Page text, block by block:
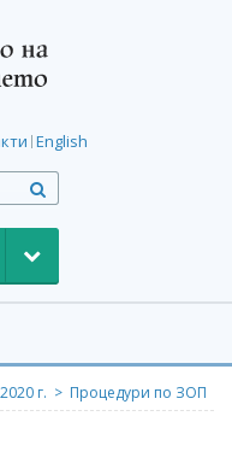
| English
Toggle Dropdown
г. Процедури по ЗОП